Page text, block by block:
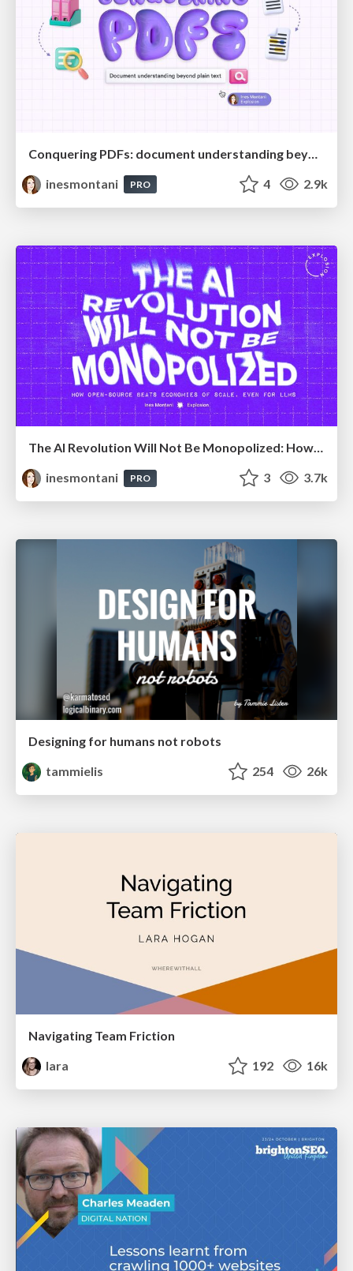
inesmontani
PRO 4 2.9k
The AI Revolution Will Not Be Monopolized: How open-source beats economies of scale, even for LLMs
inesmontani
PRO 3 3.7k
Designing for humans not robots
tammielis
254 26k
Navigating Team Friction
lara
192 16k